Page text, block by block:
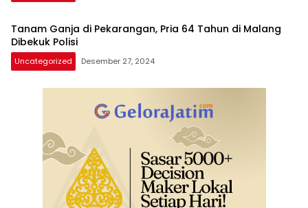
Tanam Ganja di Pekarangan, Pria 64 Tahun di Malang
Dibekuk Polisi
Uncategorized Desember 27, 2024